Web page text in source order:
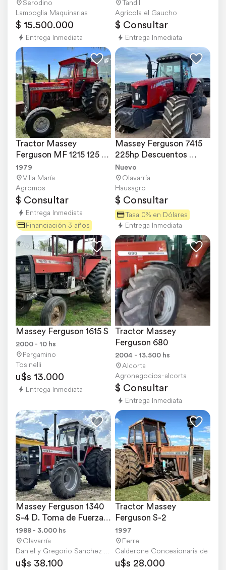
Serodino
Lamboglia Maquinarias
$ 15.500.000
Entrega Inmediata
Tandil
Agricola el Gaucho
$ Consultar
Entrega Inmediata
Tractor Massey
Ferguson MF 1215 125
HP – Cabinado, año
1979
1979
Villa María
Agromos
$ Consultar
Entrega Inmediata
Financiación 3 años
Massey Ferguson 7415
225hp Descuentos
Exclusivos Expoagro
Nuevo
Olavarría
Hausagro
$ Consultar
Tasa 0% en Dólares
Entrega Inmediata
Massey Ferguson 1615 S
2000 - 10 hs
Pergamino
Tosinelli
u$s 13.000
Entrega Inmediata
Tractor Massey
Ferguson 680
2004 - 13.500 hs
Alcorta
Agronegocios-alcorta
$ Consultar
Entrega Inmediata
Massey Ferguson 1340
S-4 D. Toma de Fuerza
Independiente
1988 - 3.000 hs
Olavarría
Daniel y Gregorio Sanchez S.A.
u$s 38.100
Tractor Massey
Ferguson S-2
1997
Ferre
Calderone Concesionaria de
u$s 28.000